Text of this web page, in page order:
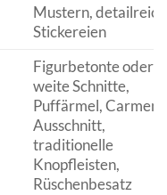
Mustern,
Stickereien
Figurbetonte oder
weite Schnitte,
Puffärmel, Carmen-
Ausschnitt,
traditionelle
Knopfleisten,
Rüschenbesatz